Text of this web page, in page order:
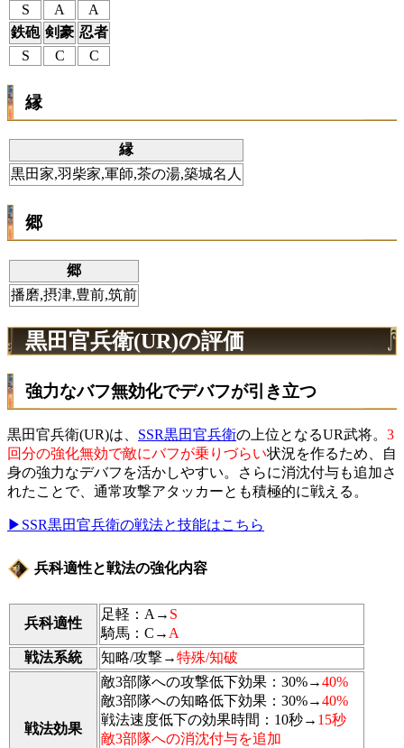
S
A
A
鉄砲 剣豪 忍者
S
C C
縁
縁
黒田家,羽柴家,軍師,茶の湯,築城名人
郷
郷
播磨,摂津,豊前,筑前
黒田官兵衛(UR)の評価
強力なバフ無効化でデバフが引き立つ
黒田官兵衛(UR)は、 SSR黒田官兵衛の上位となるUR武将。 3
回分の強化無効で敵にバフが乗りづらい状況を作るため、自
身の強力なデバフを活かしやすい。さらに消沈付与も追加さ
れたことで、通常攻撃アタッカーとも積極的に戦える。
▶SSR黒田官兵衛の戦法と技能はこちら
兵科適性と戦法の強化内容
兵科適性
足軽：A→ S
騎馬：C→ A
戦法系統
知略/攻撃→特殊/知破
戦法効果
敵3部隊への攻撃低下効果：30%→40%
敵3部隊への知略低下効果：30%→40%
戦法速度低下の効果時間：10秒→ 15秒
敵3部隊への消沈付与を追加